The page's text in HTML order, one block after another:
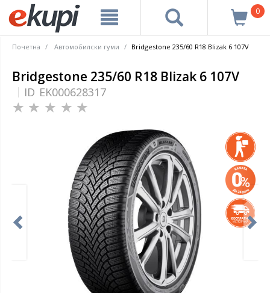
0
Почетна Автомобилски гуми Bridgestone 235/60 R18 Blizak 6 107V
Bridgestone 235/60 R18 Blizak 6 107V
ID EK000628317